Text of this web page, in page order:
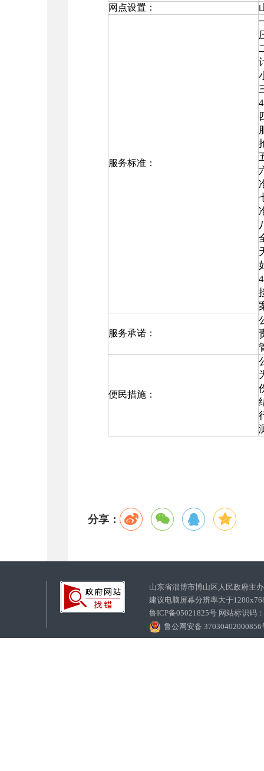
网点设置：
服务标准：
服务承诺：
便民措施：
分享：
山东省淄博市博山区人民政府
建议电脑屏幕分辨率大于
鲁ICP备05021825号 网站标识码
鲁公网安备 37030402000856